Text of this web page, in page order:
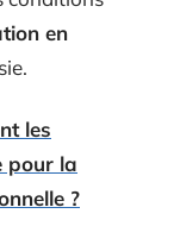
en
les
pour la
?